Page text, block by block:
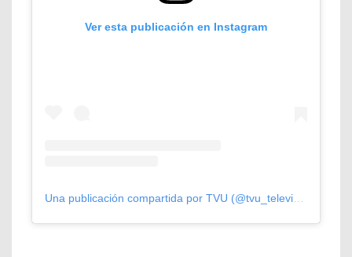
Ver esta publicación en Instagram
Una publicación compartida por TVU (@tvu_television)